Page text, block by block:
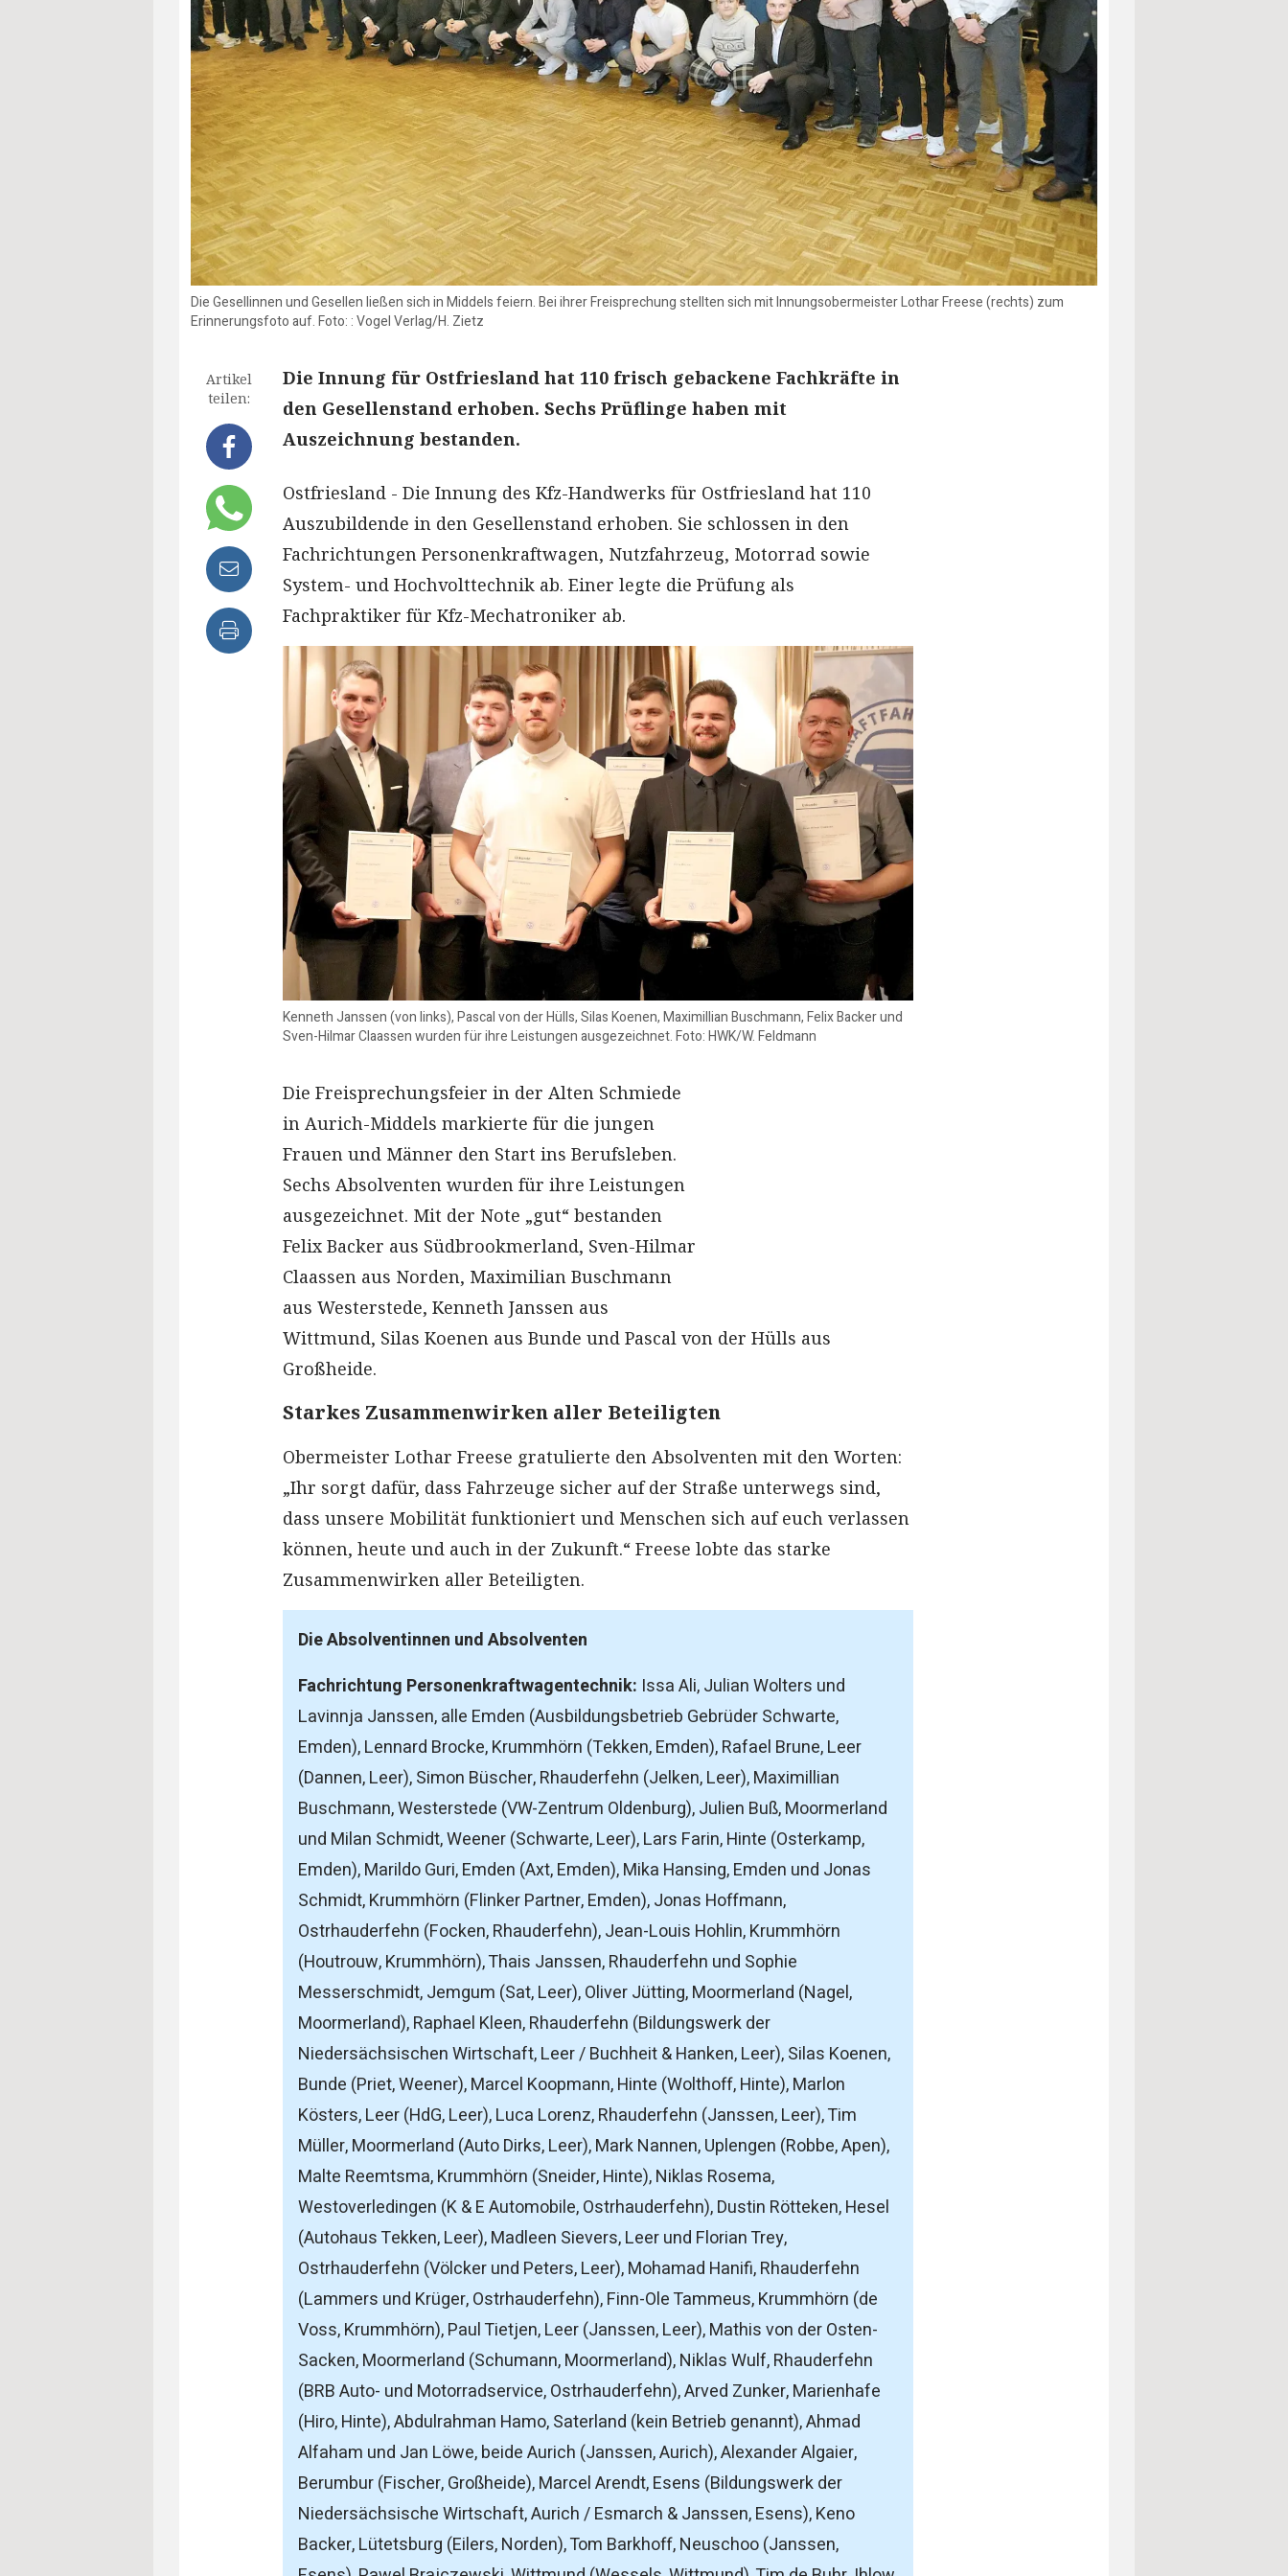
Die Gesellinnen und Gesellen ließen sich in Middels feiern. Bei ihrer Freisprechung stellten sich mit Innungsobermeister Lothar Freese (rechts) zum
Erinnerungsfoto auf. Foto: : Vogel Verlag/H. Zietz
Artikel
teilen:
Die Innung für Ostfriesland hat 110 frisch gebackene Fachkräfte in
den Gesellenstand erhoben. Sechs Prüflinge haben mit
Auszeichnung bestanden.
Ostfriesland - Die Innung des Kfz-Handwerks für Ostfriesland hat 110
Auszubildende in den Gesellenstand erhoben. Sie schlossen in den
Fachrichtungen Personenkraftwagen, Nutzfahrzeug, Motorrad sowie
System- und Hochvolttechnik ab. Einer legte die Prüfung als
Fachpraktiker für Kfz-Mechatroniker ab.
Kenneth Janssen (von links), Pascal von der Hülls, Silas Koenen, Maximillian Buschmann, Felix Backer und
Sven-Hilmar Claassen wurden für ihre Leistungen ausgezeichnet. Foto: HWK/W. Feldmann
Die Freisprechungsfeier in der Alten Schmiede
in Aurich-Middels markierte für die jungen
Frauen und Männer den Start ins Berufsleben.
Sechs Absolventen wurden für ihre Leistungen
ausgezeichnet. Mit der Note „gut“ bestanden
Felix Backer aus Südbrookmerland, Sven-Hilmar
Claassen aus Norden, Maximilian Buschmann
aus Westerstede, Kenneth Janssen aus
Wittmund, Silas Koenen aus Bunde und Pascal von der Hülls aus
Großheide.
Starkes Zusammenwirken aller Beteiligten
Obermeister Lothar Freese gratulierte den Absolventen mit den Worten:
„Ihr sorgt dafür, dass Fahrzeuge sicher auf der Straße unterwegs sind,
dass unsere Mobilität funktioniert und Menschen sich auf euch verlassen
können, heute und auch in der Zukunft.“ Freese lobte das starke
Zusammenwirken aller Beteiligten.
Die Absolventinnen und Absolventen
Fachrichtung Personenkraftwagentechnik: Issa Ali, Julian Wolters und
Lavinnja Janssen, alle Emden (Ausbildungsbetrieb Gebrüder Schwarte,
Emden), Lennard Brocke, Krummhörn (Tekken, Emden), Rafael Brune, Leer
(Dannen, Leer), Simon Büscher, Rhauderfehn (Jelken, Leer), Maximillian
Buschmann, Westerstede (VW-Zentrum Oldenburg), Julien Buß, Moormerland
und Milan Schmidt, Weener (Schwarte, Leer), Lars Farin, Hinte (Osterkamp,
Emden), Marildo Guri, Emden (Axt, Emden), Mika Hansing, Emden und Jonas
Schmidt, Krummhörn (Flinker Partner, Emden), Jonas Hoffmann,
Ostrhauderfehn (Focken, Rhauderfehn), Jean-Louis Hohlin, Krummhörn
(Houtrouw, Krummhörn), Thais Janssen, Rhauderfehn und Sophie
Messerschmidt, Jemgum (Sat, Leer), Oliver Jütting, Moormerland (Nagel,
Moormerland), Raphael Kleen, Rhauderfehn (Bildungswerk der
Niedersächsischen Wirtschaft, Leer / Buchheit & Hanken, Leer), Silas Koenen,
Bunde (Priet, Weener), Marcel Koopmann, Hinte (Wolthoff, Hinte), Marlon
Kösters, Leer (HdG, Leer), Luca Lorenz, Rhauderfehn (Janssen, Leer), Tim
Müller, Moormerland (Auto Dirks, Leer), Mark Nannen, Uplengen (Robbe, Apen),
Malte Reemtsma, Krummhörn (Sneider, Hinte), Niklas Rosema,
Westoverledingen (K & E Automobile, Ostrhauderfehn), Dustin Rötteken, Hesel
(Autohaus Tekken, Leer), Madleen Sievers, Leer und Florian Trey,
Ostrhauderfehn (Völcker und Peters, Leer), Mohamad Hanifi, Rhauderfehn
(Lammers und Krüger, Ostrhauderfehn), Finn-Ole Tammeus, Krummhörn (de
Voss, Krummhörn), Paul Tietjen, Leer (Janssen, Leer), Mathis von der Osten-
Sacken, Moormerland (Schumann, Moormerland), Niklas Wulf, Rhauderfehn
(BRB Auto- und Motorradservice, Ostrhauderfehn), Arved Zunker, Marienhafe
(Hiro, Hinte), Abdulrahman Hamo, Saterland (kein Betrieb genannt), Ahmad
Alfaham und Jan Löwe, beide Aurich (Janssen, Aurich), Alexander Algaier,
Berumbur (Fischer, Großheide), Marcel Arendt, Esens (Bildungswerk der
Niedersächsische Wirtschaft, Aurich / Esmarch & Janssen, Esens), Keno
Backer, Lütetsburg (Eilers, Norden), Tom Barkhoff, Neuschoo (Janssen,